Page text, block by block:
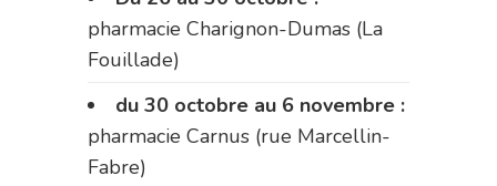
pharmacie Charignon-Dumas (La
Fouillade)
du 30 octobre au 6 novembre :
pharmacie Carnus (rue Marcellin-
Fabre)